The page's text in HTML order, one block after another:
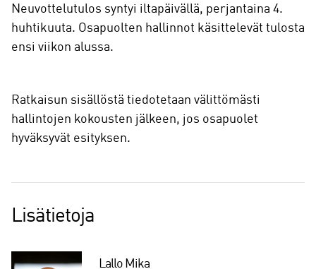
Neuvottelutulos syntyi iltapäivällä, perjantaina 4.
huhtikuuta. Osapuolten hallinnot käsittelevät tulosta
ensi viikon alussa.
Ratkaisun sisällöstä tiedotetaan välittömästi
hallintojen kokousten jälkeen, jos osapuolet
hyväksyvät esityksen.
Lisätietoja
Lallo Mika